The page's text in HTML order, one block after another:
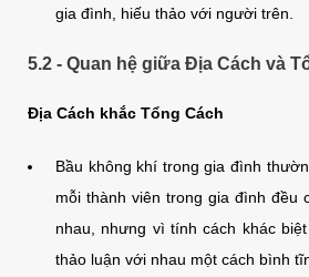
gia đình, hiếu thảo với người trên.
5.2 - Quan hệ giữa Địa Cách và
Địa Cách khắc Tổng Cách
Bầu không khí trong gia đình
mỗi thành viên trong gia đình đều
nhau, nhưng vì tính cách khác
thảo luận với nhau một cách bình